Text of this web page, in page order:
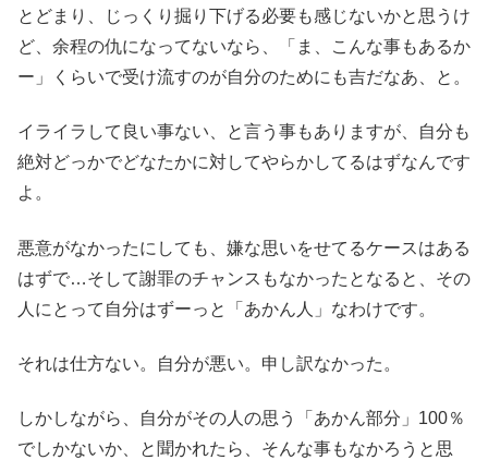
とどまり、じっくり掘り下げる必要も感じないかと思うけ
ど、余程の仇になってないなら、「ま、こんな事もあるか
ー」くらいで受け流すのが自分のためにも吉だなあ、と。
イライラして良い事ない、と言う事もありますが、自分も
絶対どっかでどなたかに対してやらかしてるはずなんです
よ。
悪意がなかったにしても、嫌な思いをせてるケースはある
はずで…そして謝罪のチャンスもなかったとなると、その
人にとって自分はずーっと「あかん人」なわけです。
それは仕方ない。自分が悪い。申し訳なかった。
しかしながら、自分がその人の思う「あかん部分」100％
でしかないか、と聞かれたら、そんな事もなかろうと思